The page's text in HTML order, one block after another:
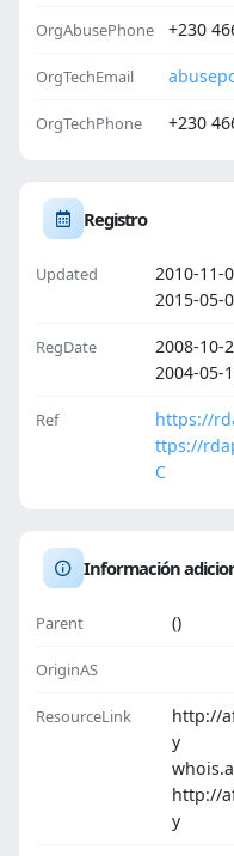
OrgAbusePhone +230
OrgTechEmail
OrgTechPhone +230
Registro
Updated
2010-11-
2015-05-
RegDate
2008-10-
2004-05-
Ref https://
ttps://
C
Información
Parent ()
OriginAS
ResourceLink
http://
y
http://
y